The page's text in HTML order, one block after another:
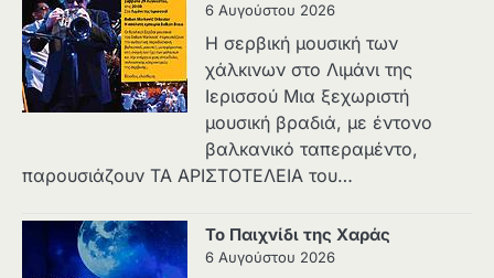
6 Αυγούστου 2026
Η σερβική μουσική των
χάλκινων στο Λιμάνι της
Ιερισσού Μια ξεχωριστή
μουσική βραδιά, με έντονο
βαλκανικό ταπεραμέντο,
παρουσιάζουν ΤΑ ΑΡΙΣΤΟΤΕΛΕΙΑ του…
Το Παιχνίδι της Χαράς
6 Αυγούστου 2026